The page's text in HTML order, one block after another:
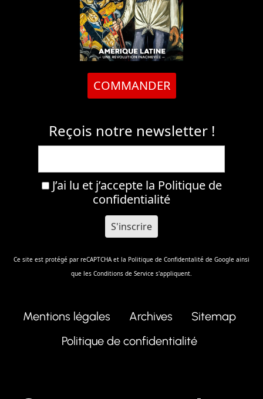
COMMANDER
Reçois notre newsletter !
J’ai lu et j’accepte la Politique de
confidentialité
Ce site est protégé par reCAPTCHA et la Politique de Confidentalité de Google ainsi
que les Conditions de Service s'appliquent.
Mentions légales Archives
Sitemap
Politique de confidentialité